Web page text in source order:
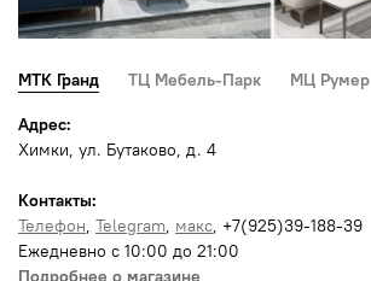
МТК Гранд ТЦ Мебель-Парк МЦ Румер
Адрес:
Химки, ул. Бутаково, д. 4
Контакты:
Телефон, Telegram, макс, +7(925)39-188-39
Ежедневно с 10:00 до 21:00
Подробнее о магазине